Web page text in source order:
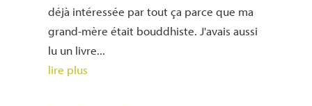
déjà intéressée par tout ça parce que ma
grand-mère était bouddhiste. J'avais aussi
lu un livre...
lire plus